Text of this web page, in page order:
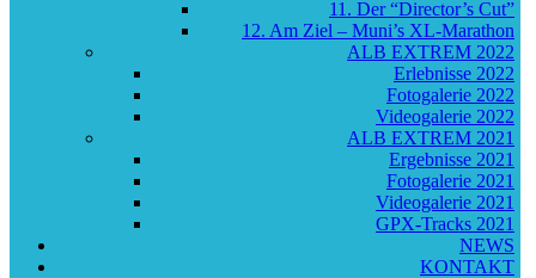
11. Der “Director’s Cut”
12. Am Ziel – Muni’s XL-Marathon
ALB EXTREM 2022
Erlebnisse 2022
Fotogalerie 2022
Videogalerie 2022
ALB EXTREM 2021
Ergebnisse 2021
Fotogalerie 2021
Videogalerie 2021
GPX-Tracks 2021
NEWS
KONTAKT